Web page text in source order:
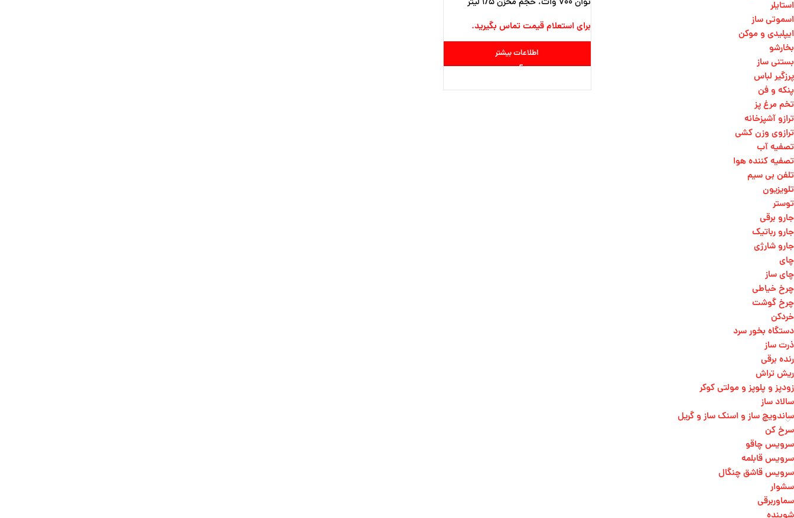
استایلر
اسموتی ساز
ایپلیدی و موکن
بخارشو
بستنی ساز
پرزگیر لباس
پنکه و فن
تخم مرغ پز
ترازو آشپزخانه
ترازوی وزن کشی​
تصفیه آب
تصفیه کننده هوا
تلفن بی سیم
تلویزیون
توستر
جارو برقی
جارو رباتیک
جارو شارژی
چای
چای ساز
چرخ خیاطی
چرخ گوشت
خردکن
دستگاه بخور سرد
ذرت ساز
رنده برقی
ریش تراش
زودپز و پلوپز و مولتی کوکر
سالاد ساز
ساندویچ ساز و اسنک ساز و گریل
سرخ کن
سرویس چاقو
سرویس قابلمه
سرویس قاشق چنگال
سشوار
سماوربرقی
برای استعلام قیمت تماس بگیرید.
اطلاعات بیشتر